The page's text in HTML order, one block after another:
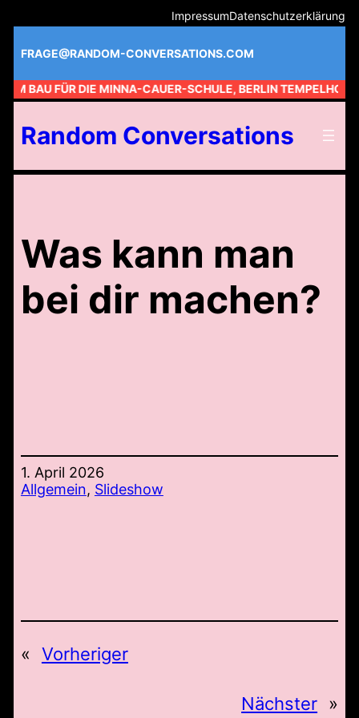
Inhalt
springen
ImpressumDatenschutzerklärung
FRAGE@RANDOM-CONVERSATIONS.COM
AM BAU FÜR DIE MINNA-CAUER-SCHULE, BERLIN TEMPELHOF //
Random Conversations
Was kann man
bei dir machen?
1. April 2026
Allgemein, Slideshow
« Vorheriger
Nächster »